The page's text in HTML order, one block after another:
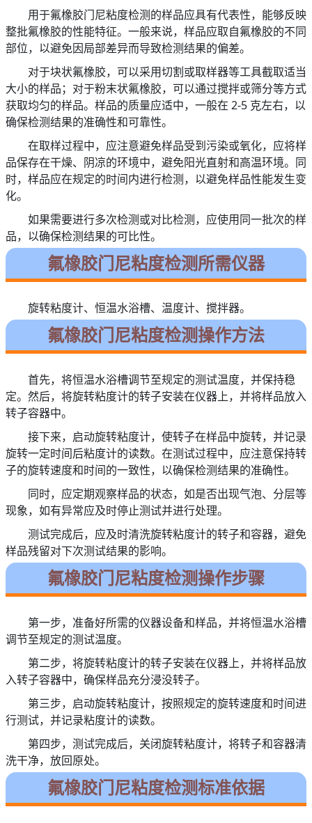
用于氟橡胶门尼粘度检测的样品应具有代表性，能够反映
整批氟橡胶的性能特征。一般来说，样品应取自氟橡胶的不同
部位，以避免因局部差异而导致检测结果的偏差。
对于块状氟橡胶，可以采用切割或取样器等工具截取适当
大小的样品；对于粉末状氟橡胶，可以通过搅拌或筛分等方式
获取均匀的样品。样品的质量应适中，一般在 2-5 克左右，以
确保检测结果的准确性和可靠性。
在取样过程中，应注意避免样品受到污染或氧化，应将样
品保存在干燥、阴凉的环境中，避免阳光直射和高温环境。同
时，样品应在规定的时间内进行检测，以避免样品性能发生变
化。
如果需要进行多次检测或对比检测，应使用同一批次的样
品，以确保检测结果的可比性。
氟橡胶门尼粘度检测所需仪器
旋转粘度计、恒温水浴槽、温度计、搅拌器。
氟橡胶门尼粘度检测操作方法
首先，将恒温水浴槽调节至规定的测试温度，并保持稳
定。然后，将旋转粘度计的转子安装在仪器上，并将样品放入
转子容器中。
接下来，启动旋转粘度计，使转子在样品中旋转，并记录
旋转一定时间后粘度计的读数。在测试过程中，应注意保持转
子的旋转速度和时间的一致性，以确保检测结果的准确性。
同时，应定期观察样品的状态，如是否出现气泡、分层等
现象，如有异常应及时停止测试并进行处理。
测试完成后，应及时清洗旋转粘度计的转子和容器，避免
样品残留对下次测试结果的影响。
氟橡胶门尼粘度检测操作步骤
第一步，准备好所需的仪器设备和样品，并将恒温水浴槽
调节至规定的测试温度。
第二步，将旋转粘度计的转子安装在仪器上，并将样品放
入转子容器中，确保样品充分浸没转子。
第三步，启动旋转粘度计，按照规定的旋转速度和时间进
行测试，并记录粘度计的读数。
第四步，测试完成后，关闭旋转粘度计，将转子和容器清
洗干净，放回原处。
氟橡胶门尼粘度检测标准依据